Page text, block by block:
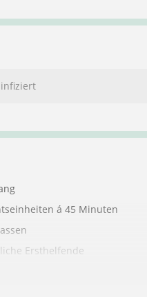
á 45 Minuten
Ersthelfende